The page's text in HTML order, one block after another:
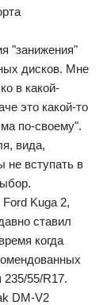
"занижения"
дисков. Мне
в какой-
это какой-то
по-своему".
вида,
не вступать в
Kuga 2,
ставил
когда
235/55/R17.
DM-V2